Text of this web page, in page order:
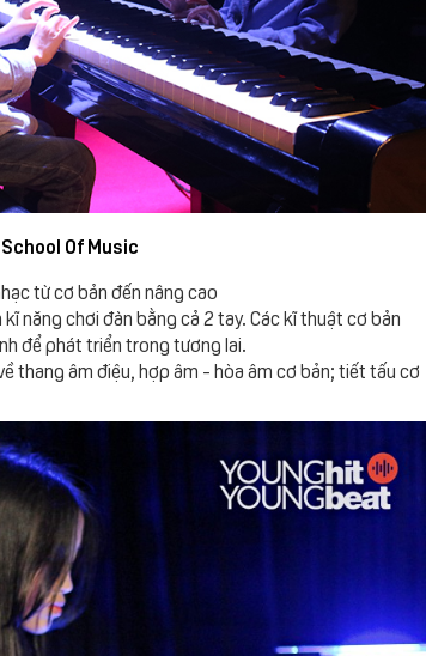
Of Music
từ cơ bản đến nâng cao
năng chơi đàn bằng cả 2 tay. Các kĩ thuật cơ bản
để phát triển trong tương lai.
thang âm điệu, hợp âm - hòa âm cơ bản; tiết tấu cơ